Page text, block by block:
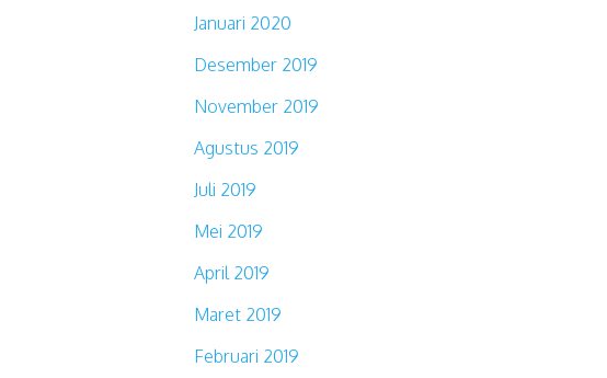
Januari 2020
Desember 2019
November 2019
Agustus 2019
Juli 2019
Mei 2019
April 2019
Maret 2019
Februari 2019